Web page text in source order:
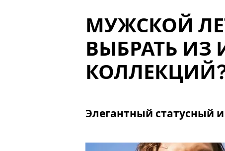
МУЖСКОЙ
ВЫБРАТЬ ИЗ
Элегантный статусный